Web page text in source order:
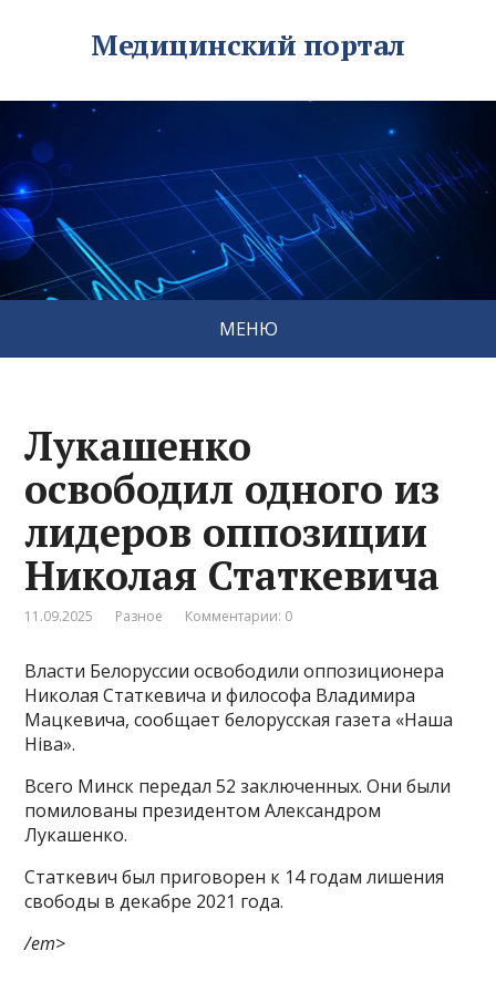
Медицинский портал
МЕНЮ
Лукашенко
освободил одного из
лидеров оппозиции
Николая Статкевича
11.09.2025 Разное Комментарии: 0
Власти Белоруссии освободили оппозиционера
Николая Статкевича и философа Владимира
Мацкевича, сообщает белорусская газета «Наша
Нiва».
Всего Минск передал 52 заключенных. Они были
помилованы президентом Александром
Лукашенко.
Статкевич был приговорен к 14 годам лишения
свободы в декабре 2021 года.
/em>